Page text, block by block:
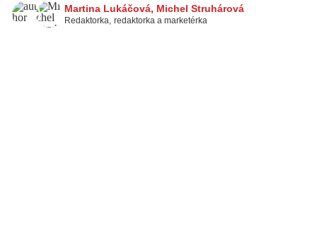
Martina Lukáčová, Michel Struhárová
Redaktorka, redaktorka a marketérka